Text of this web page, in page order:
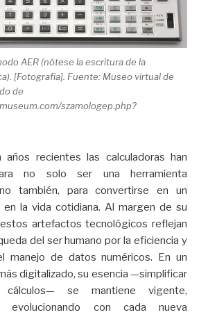
AER (nótese la escritura de la
[Fotografía]. Fuente: Museo virtual de
de
szamologep.php?
años recientes las calculadoras han
no solo ser una herramienta
también, para convertirse en un
en la vida cotidiana. Al margen de su
artefactos tecnológicos reflejan
del ser humano por la eficiencia y
manejo de datos numéricos. En un
digitalizado, su esencia —simplificar
se mantiene vigente,
evolucionando con cada nueva